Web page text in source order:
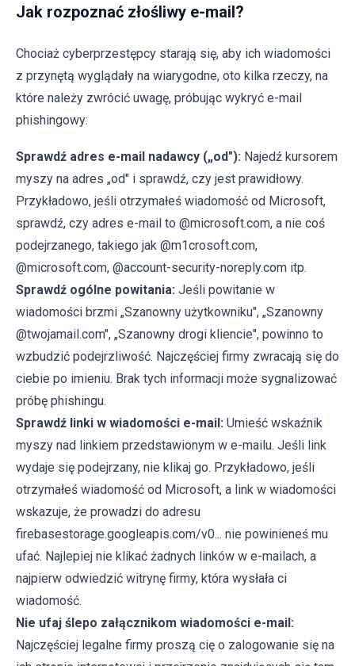
Jak rozpoznać złośliwy e-mail?
Chociaż cyberprzestępcy starają się, aby ich wiadomości
z przynętą wyglądały na wiarygodne, oto kilka rzeczy, na
które należy zwrócić uwagę, próbując wykryć e-mail
phishingowy:
Sprawdź adres e-mail nadawcy („od"): Najedź kursorem
myszy na adres „od" i sprawdź, czy jest prawidłowy.
Przykładowo, jeśli otrzymałeś wiadomość od Microsoft,
sprawdź, czy adres e-mail to @microsoft.com, a nie coś
podejrzanego, takiego jak @m1crosoft.com,
@microsoft.com, @account-security-noreply.com itp.
Sprawdź ogólne powitania: Jeśli powitanie w
wiadomości brzmi „Szanowny użytkowniku", „Szanowny
@twojamail.com", „Szanowny drogi kliencie", powinno to
wzbudzić podejrzliwość. Najczęściej firmy zwracają się do
ciebie po imieniu. Brak tych informacji może sygnalizować
próbę phishingu.
Sprawdź linki w wiadomości e-mail: Umieść wskaźnik
myszy nad linkiem przedstawionym w e-mailu. Jeśli link
wydaje się podejrzany, nie klikaj go. Przykładowo, jeśli
otrzymałeś wiadomość od Microsoft, a link w wiadomości
wskazuje, że prowadzi do adresu
firebasestorage.googleapis.com/v0... nie powinieneś mu
ufać. Najlepiej nie klikać żadnych linków w e-mailach, a
najpierw odwiedzić witrynę firmy, która wysłała ci
wiadomość.
Nie ufaj ślepo załącznikom wiadomości e-mail:
Najczęściej legalne firmy proszą cię o zalogowanie się na